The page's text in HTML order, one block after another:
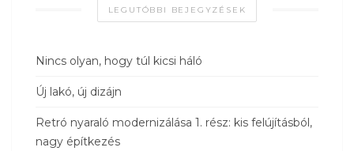
LEGUTÓBBI BEJEGYZÉSEK
Nincs olyan, hogy túl kicsi háló
Új lakó, új dizájn
Retró nyaraló modernizálása 1. rész: kis felújításból,
nagy építkezés